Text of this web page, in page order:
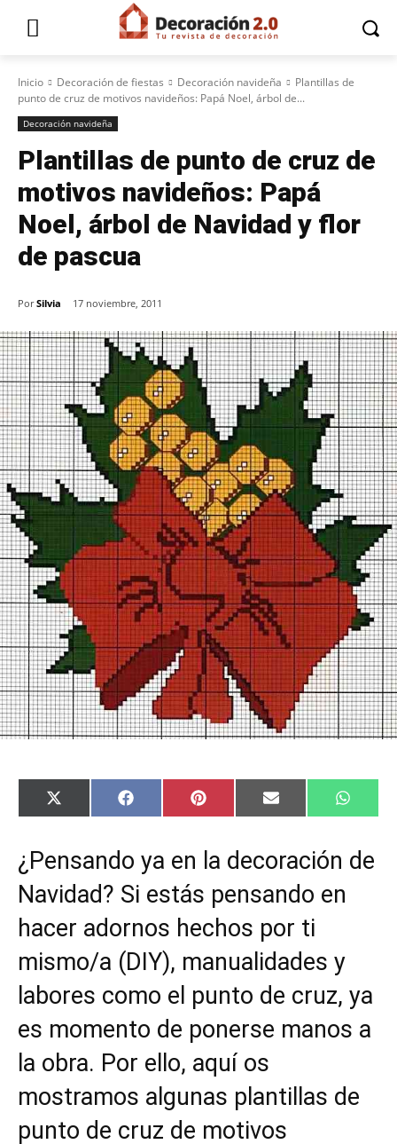
Inicio Decoración de fiestas Decoración navideña
Plantillas de
punto de cruz de motivos navideños: Papá Noel, árbol de...
Decoración navideña
Plantillas de punto de cruz de
motivos navideños: Papá
Noel, árbol de Navidad y flor
de pascua
Por Silvia 17 noviembre, 2011
C
o
a
r
t
e
n
X
(
i
t
t
e
)
C
o
a
r
t
i
e
n
F
a
b
o
o
k
C
o
a
r
e
n
P
i
e
r
C
o
a
r
i
e
n
E
m
l
C
o
a
r
W
h
s
A
¿Pensando ya en la decoración de
Navidad? Si estás pensando en
hacer adornos hechos por ti
mismo/a (DIY), manualidades y
labores como el punto de cruz, ya
es momento de ponerse manos a
la obra. Por ello, aquí os
mostramos algunas plantillas de
punto de cruz de motivos